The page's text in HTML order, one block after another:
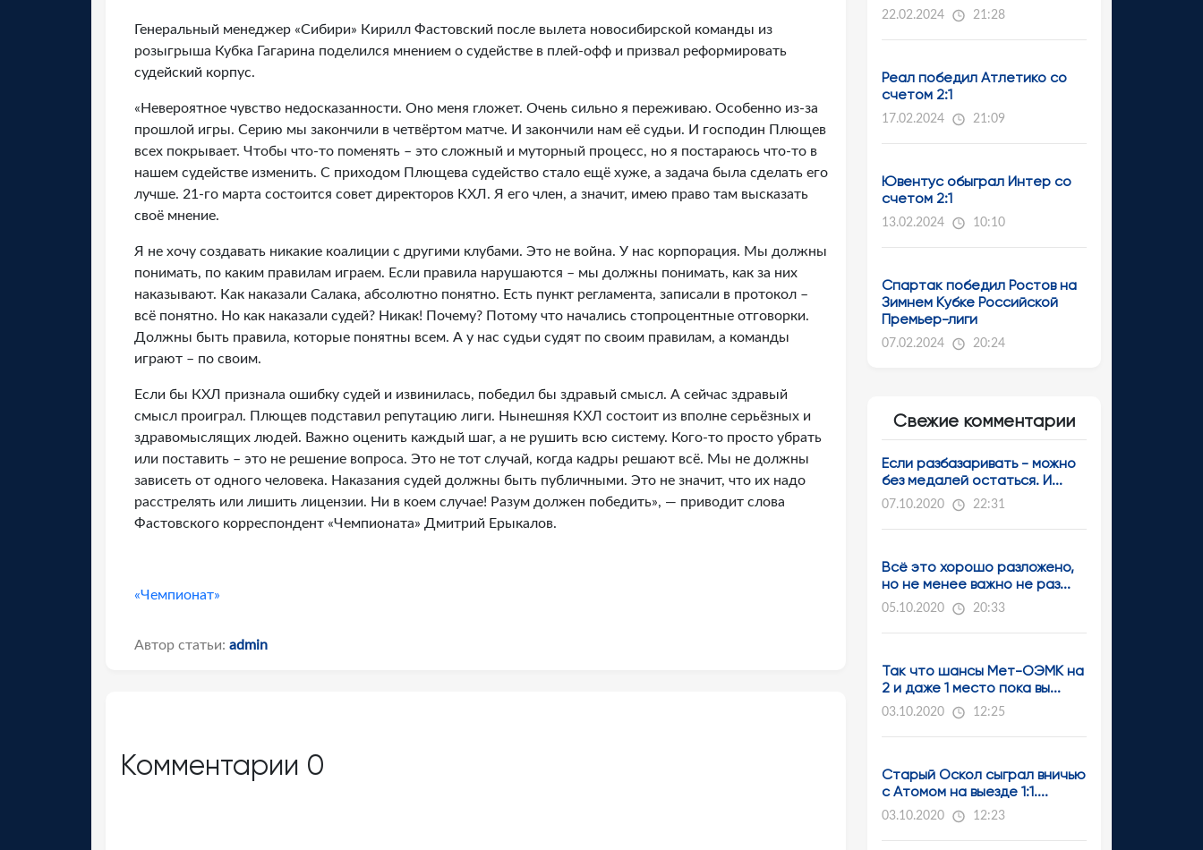
Генеральный менеджер «Сибири» Кирилл Фастовский после вылета новосибирской команды из
розыгрыша Кубка Гагарина поделился мнением о судействе в плей-офф и призвал реформировать
судейский корпус.
«Невероятное чувство недосказанности. Оно меня гложет. Очень сильно я переживаю. Особенно из-за
прошлой игры. Серию мы закончили в четвёртом матче. И закончили нам её судьи. И господин Плющев
всех покрывает. Чтобы что-то поменять – это сложный и муторный процесс, но я постараюсь что-то в
нашем судействе изменить. С приходом Плющева судейство стало ещё хуже, а задача была сделать его
лучше. 21-го марта состоится совет директоров КХЛ. Я его член, а значит, имею право там высказать
своё мнение.
Я не хочу создавать никакие коалиции с другими клубами. Это не война. У нас корпорация. Мы должны
понимать, по каким правилам играем. Если правила нарушаются – мы должны понимать, как за них
наказывают. Как наказали Салака, абсолютно понятно. Есть пункт регламента, записали в протокол –
всё понятно. Но как наказали судей? Никак! Почему? Потому что начались стопроцентные отговорки.
Должны быть правила, которые понятны всем. А у нас судьи судят по своим правилам, а команды
играют – по своим.
Если бы КХЛ признала ошибку судей и извинилась, победил бы здравый смысл. А сейчас здравый
смысл проиграл. Плющев подставил репутацию лиги. Нынешняя КХЛ состоит из вполне серьёзных и
здравомыслящих людей. Важно оценить каждый шаг, а не рушить всю систему. Кого-то просто убрать
или поставить – это не решение вопроса. Это не тот случай, когда кадры решают всё. Мы не должны
зависеть от одного человека. Наказания судей должны быть публичными. Это не значит, что их надо
расстрелять или лишить лицензии. Ни в коем случае! Разум должен победить», — приводит слова
Фастовского корреспондент «Чемпионата» Дмитрий Ерыкалов.
«Чемпионат»
Автор статьи: admin
Комментарии 0
22.02.2024 21:28
Реал победил Атлетико со
счетом 2:1
17.02.2024 21:09
Ювентус обыграл Интер со
счетом 2:1
13.02.2024 10:10
Спартак победил Ростов на
Зимнем Кубке Российской
Премьер-лиги
07.02.2024 20:24
Свежие комментарии
Если разбазаривать - можно
без медалей остаться. И...
07.10.2020 22:31
Всё это хорошо разложено,
но не менее важно не раз...
05.10.2020 20:33
Так что шансы Мет-ОЭМК на
2 и даже 1 место пока вы...
03.10.2020 12:25
Старый Оскол сыграл вничью
с Атомом на выезде 1:1....
03.10.2020 12:23